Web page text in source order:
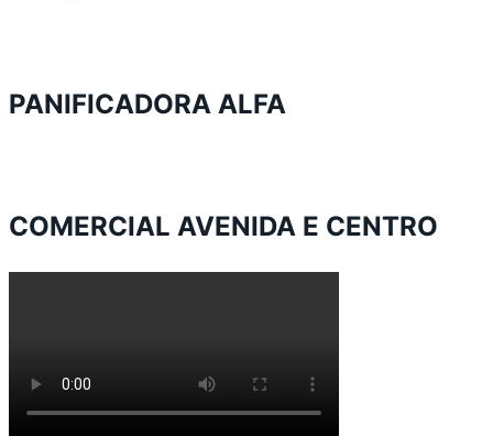
PANIFICADORA ALFA
COMERCIAL AVENIDA E CENTRO